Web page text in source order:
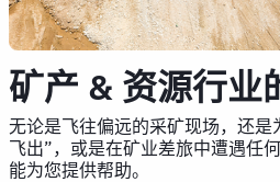
矿产 & 资源行业
无论是飞往偏远的采矿现场，还
飞出”，或是在矿业差旅中遭遇任
能为您提供帮助。